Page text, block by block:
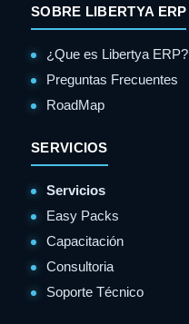
SOBRE LIBERTYA ERP
¿Que es Libertya ERP?
Preguntas Frecuentes
RoadMap
SERVICIOS
Servicios
Easy Packs
Capacitación
Consultoria
Soporte Técnico